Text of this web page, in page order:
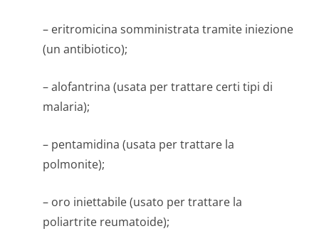
– eritromicina somministrata tramite iniezione
(un antibiotico);
– alofantrina (usata per trattare certi tipi di
malaria);
– pentamidina (usata per trattare la
polmonite);
– oro iniettabile (usato per trattare la
poliartrite reumatoide);